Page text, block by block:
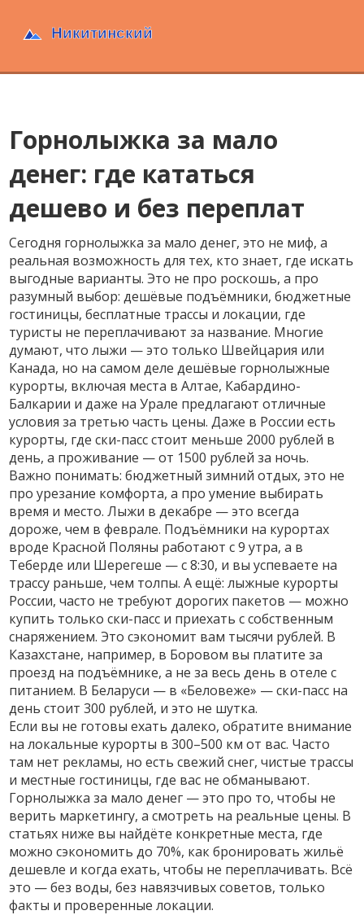
Горнолыжка за мало
денег: где кататься
дешево и без переплат
Сегодня горнолыжка за мало денег,это не миф, а
реальная возможность для тех, кто знает, где искать
выгодные варианты. Это не про роскошь, а про
разумный выбор: дешёвые подъёмники, бюджетные
гостиницы, бесплатные трассы и локации, где
туристы не переплачивают за название. Многие
думают, что лыжи — это только Швейцария или
Канада, но на самом деледешёвые горнолыжные
курорты, включая места в Алтае, Кабардино-
Балкарии и даже на Урале предлагают отличные
условия за третью часть цены. Даже в России есть
курорты, где ски-пасс стоит меньше 2000 рублей в
день, а проживание — от 1500 рублей за ночь.
Важно понимать:бюджетный зимний отдых,это не
про урезание комфорта, а про умение выбирать
время и место. Лыжи в декабре — это всегда
дороже, чем в феврале. Подъёмники на курортах
вроде Красной Поляны работают с 9 утра, а в
Теберде или Шерегеше — с 8:30, и вы успеваете на
трассу раньше, чем толпы. А ещё:лыжные курорты
России,часто не требуют дорогих пакетов — можно
купить только ски-пасс и приехать с собственным
снаряжением. Это сэкономит вам тысячи рублей. В
Казахстане, например, в Боровом вы платите за
проезд на подъёмнике, а не за весь день в отеле с
питанием. В Беларуси — в «Беловеже» — ски-пасс на
день стоит 300 рублей, и это не шутка.
Если вы не готовы ехать далеко, обратите внимание
на локальные курорты в 300–500 км от вас. Часто
там нет рекламы, но есть свежий снег, чистые трассы
и местные гостиницы, где вас не обманывают.
Горнолыжка за мало денег — это про то, чтобы не
верить маркетингу, а смотреть на реальные цены. В
статьях ниже вы найдёте конкретные места, где
можно сэкономить до 70%, как бронировать жильё
дешевле и когда ехать, чтобы не переплачивать. Всё
это — без воды, без навязчивых советов, только
факты и проверенные локации.